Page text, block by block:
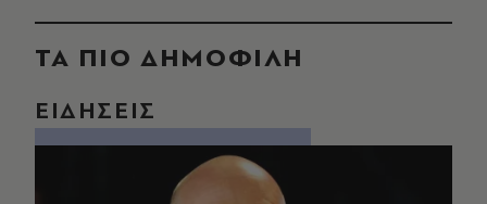
ΤΑ ΠΙΟ ΔΗΜΟΦΙΛΗ
ΕΙΔΗΣΕΙΣ